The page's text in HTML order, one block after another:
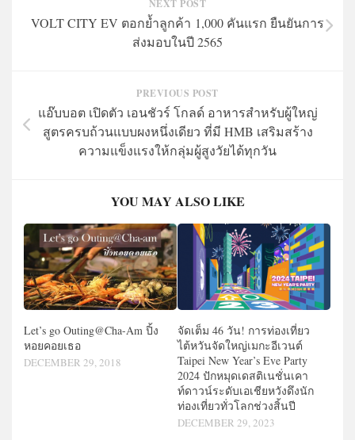
NEXT POST
VOLT CITY EV ตอกย้ำลูกค้า 1,000 คันแรก ยืนยันการ
ส่งมอบในปี 2565
PREVIOUS POST
แอ๊บบอต เปิดตัว เอนชัวร์ โกลด์ อาหารสำหรับผู้ใหญ่
สูตรครบถ้วนแบบผงหนึ่งเดียว ที่มี HMB เสริมสร้าง
ความแข็งแรงให้กลุ่มผู้สูงวัยได้ทุกวัน
YOU MAY ALSO LIKE
Let’s go Outing@Cha-Am ปิ้ง
หอยคอยเธอ
DECEMBER 29, 2018
จัดเต็ม 46 วัน! การท่องเที่ยว
ไต้หวันจัดใหญ่เมกะอีเวนต์
Taipei New Year’s Eve Party
2024 ปักหมุดเดสติเนชั่นเคา
ท์ดาวน์ระดับเอเชียหวังดึงนัก
ท่องเที่ยวทั่วโลกช่วงสิ้นปี
DECEMBER 29, 2023